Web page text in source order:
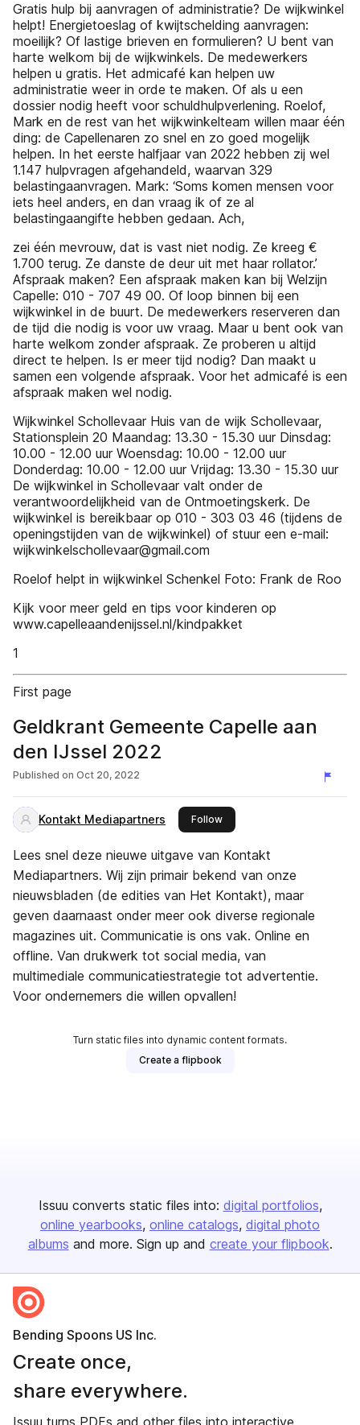
Gratis hulp bij aanvragen of administratie? De wijkwinkel
helpt! Energietoeslag of kwijtschelding aanvragen:
moeilijk? Of lastige brieven en formulieren? U bent van
harte welkom bij de wijkwinkels. De medewerkers
helpen u gratis. Het admicafé kan helpen uw
administratie weer in orde te maken. Of als u een
dossier nodig heeft voor schuldhulpverlening. Roelof,
Mark en de rest van het wijkwinkelteam willen maar één
ding: de Capellenaren zo snel en zo goed mogelijk
helpen. In het eerste halfjaar van 2022 hebben zij wel
1.147 hulpvragen afgehandeld, waarvan 329
belastingaanvragen. Mark: ‘Soms komen mensen voor
iets heel anders, en dan vraag ik of ze al
belastingaangifte hebben gedaan. Ach,
zei één mevrouw, dat is vast niet nodig. Ze kreeg €
1.700 terug. Ze danste de deur uit met haar rollator.’
Afspraak maken? Een afspraak maken kan bij Welzijn
Capelle: 010 - 707 49 00. Of loop binnen bij een
wijkwinkel in de buurt. De medewerkers reserveren dan
de tijd die nodig is voor uw vraag. Maar u bent ook van
harte welkom zonder afspraak. Ze proberen u altijd
direct te helpen. Is er meer tijd nodig? Dan maakt u
samen een volgende afspraak. Voor het admicafé is een
afspraak maken wel nodig.
Wijkwinkel Schollevaar Huis van de wijk Schollevaar,
Stationsplein 20 Maandag: 13.30 - 15.30 uur Dinsdag:
10.00 - 12.00 uur Woensdag: 10.00 - 12.00 uur
Donderdag: 10.00 - 12.00 uur Vrijdag: 13.30 - 15.30 uur
De wijkwinkel in Schollevaar valt onder de
verantwoordelijkheid van de Ontmoetingskerk. De
wijkwinkel is bereikbaar op 010 - 303 03 46 (tijdens de
openingstijden van de wijkwinkel) of stuur een e-mail:
wijkwinkelschollevaar@gmail.com
Roelof helpt in wijkwinkel Schenkel Foto: Frank de Roo
Kijk voor meer geld en tips voor kinderen op
www.capelleaandenijssel.nl/kindpakket
1
First page
Geldkrant Gemeente Capelle aan
den IJssel 2022
Published on Oct 20, 2022
Kontakt Mediapartners Followthis publisher
Lees snel deze nieuwe uitgave van Kontakt
Mediapartners. Wij zijn primair bekend van onze
nieuwsbladen (de edities van Het Kontakt), maar
geven daarnaast onder meer ook diverse regionale
magazines uit. Communicatie is ons vak. Online en
offline. Van drukwerk tot social media, van
multimediale communicatiestrategie tot advertentie.
Voor ondernemers die willen opvallen!
Turn static files into dynamic content formats.
Create a flipbook
Issuu converts static files into: digital portfolios
online yearbooks online catalogs digital photo
albums and more. Sign up and create your flipbook.
Bending Spoons US Inc.
Create once,
share everywhere.
Issuu turns PDFs and other files into interactive